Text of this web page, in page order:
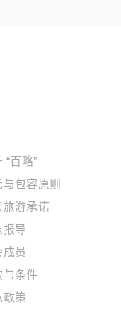
“百略”
与包容原则
旅游承诺
报导
成员
与条件
政策